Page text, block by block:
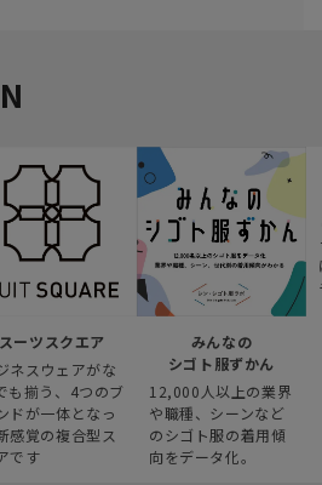
スーツスクエア
ネスウェアがな
も揃う、4つのブ
ドが一体となっ
感覚の複合型ス
です
みんなの
シゴト服ずかん
12,000人以上の業界
や職種、シーンなど
のシゴト服の着用傾
向をデータ化。